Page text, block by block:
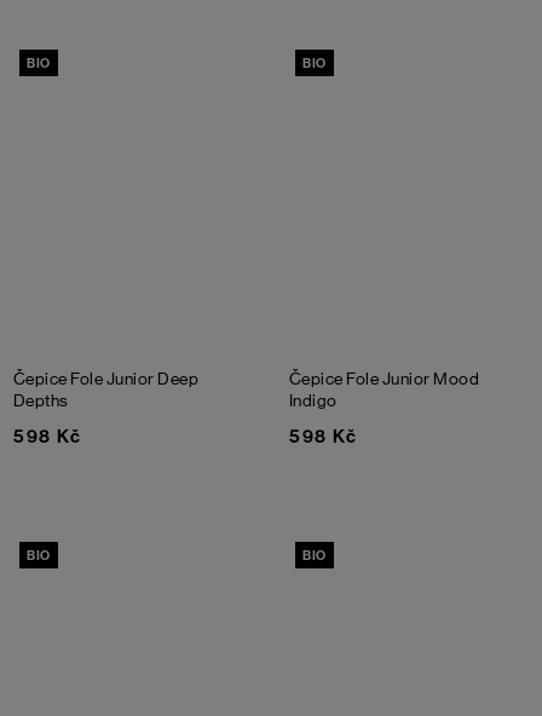
BIO
Čepice Fole Junior Deep
Depths
598 Kč
BIO
Čepice Fole Junior Mood
Indigo
598 Kč
BIO BIO